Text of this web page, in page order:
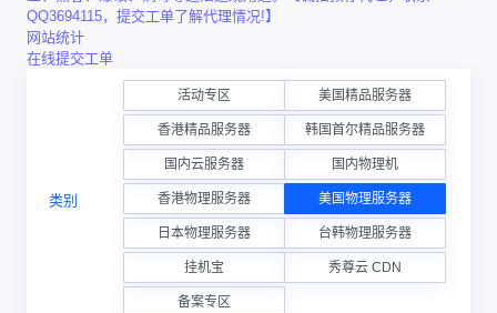
QQ3694115，提交工单了解代理情况!】
网站统计
在线提交工单
类别
活动专区 美国精品服务器
香港精品服务器 韩国首尔精品服务器
国内云服务器 国内物理机
香港物理服务器 美国物理服务器
日本物理服务器 台韩物理服务器
挂机宝 秀尊云 CDN
备案专区